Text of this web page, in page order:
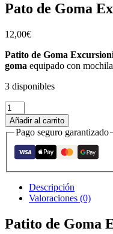
Pato de Goma
12,00€
Patito de Goma
goma equipado con
3 disponibles
Pato
de
Goma
Excursionista
cantidad
Añadir al carrito
Pago seguro garantizado
Descripción
Valoraciones (0)
Patito de Goma